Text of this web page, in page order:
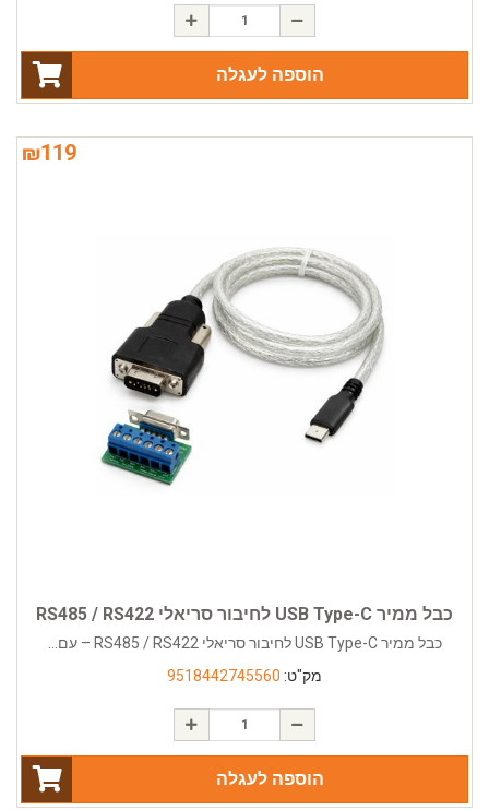
הוספה לעגלה
₪119
כבל ממיר USB Type-C לחיבור סריאלי RS485 / RS422
כבל ממיר USB Type-C לחיבור סריאלי RS485 / RS422 – עם...
מק"ט: 9518442745560
הוספה לעגלה